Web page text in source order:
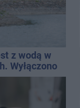
z wodą w
Wyłączono
zaplanowano